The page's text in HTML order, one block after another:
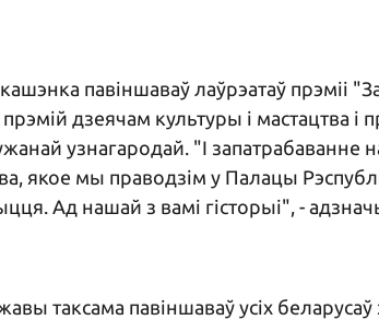
павіншаваў лаўрэатаў прэміі
дзеячам культуры і мастацтва і
узнагародай. "І запатрабаванне
якое мы праводзім у Палацы
Ад нашай з вамі гісторыі", -
таксама павіншаваў усіх